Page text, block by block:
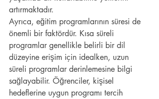
artırmaktadır.
Ayrıca, eğitim programlarının süresi de
önemli bir faktördür. Kısa süreli
programlar genellikle belirli bir dil
düzeyine erişim için idealken, uzun
süreli programlar derinlemesine bilgi
sağlayabilir. Öğrenciler, kişisel
hedeflerine uygun programı tercih